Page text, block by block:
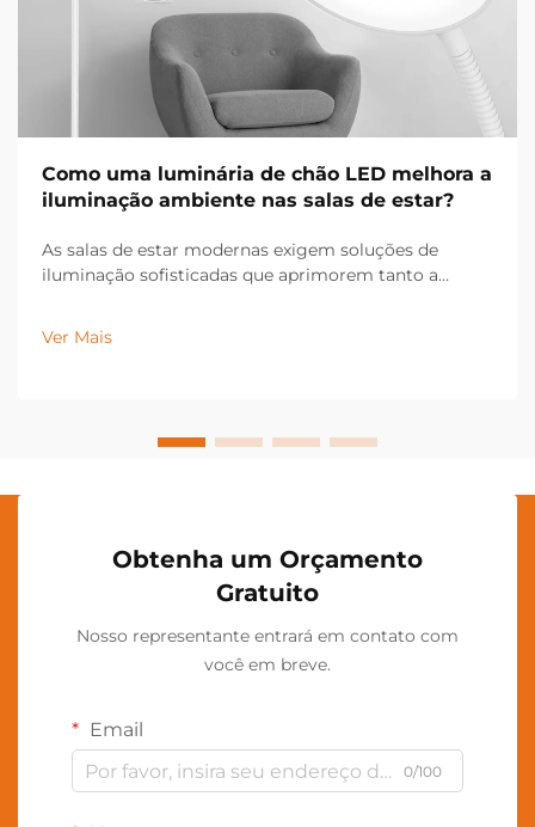
Como uma luminária de chão LED melhora a
iluminação ambiente nas salas de estar?
As salas de estar modernas exigem soluções de
iluminação sofisticadas que aprimorem tanto a
luminária de chão LED funciona como um dispositivo
de iluminação versátil que transforma a atmosfera de
Ver Mais
Obtenha um Orçamento
Gratuito
Nosso representante entrará em contato com
você em breve.
Email
0/100